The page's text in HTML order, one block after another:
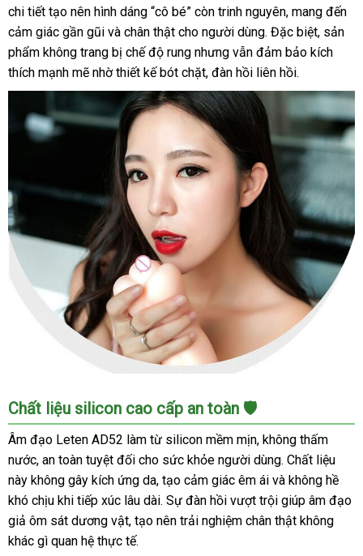
chi tiết tạo nên hình dáng “cô bé” còn trinh nguyên, mang đến
cảm giác gần gũi và chân thật cho người dùng. Đặc biệt, sản
phẩm không trang bị chế độ rung nhưng vẫn đảm bảo kích
thích mạnh mẽ nhờ thiết kế bót chặt, đàn hồi liên hồi.
Âm
đạo
giả
silicone
mềm
mịn
khít
bót
chân
Chất liệu silicon cao cấp an toàn 🛡️
Âm đạo Leten AD52 làm từ silicon mềm mịn, không thấm
nước, an toàn tuyệt đối cho sức khỏe người dùng. Chất liệu
này không gây kích ứng da, tạo cảm giác êm ái và không hề
khó chịu khi tiếp xúc lâu dài. Sự đàn hồi vượt trội giúp âm đạo
giả ôm sát dương vật, tạo nên trải nghiệm chân thật không
khác gì quan hệ thực tế.